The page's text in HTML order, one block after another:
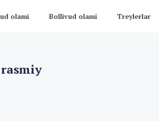
olami Bollivud olami Treylerlar